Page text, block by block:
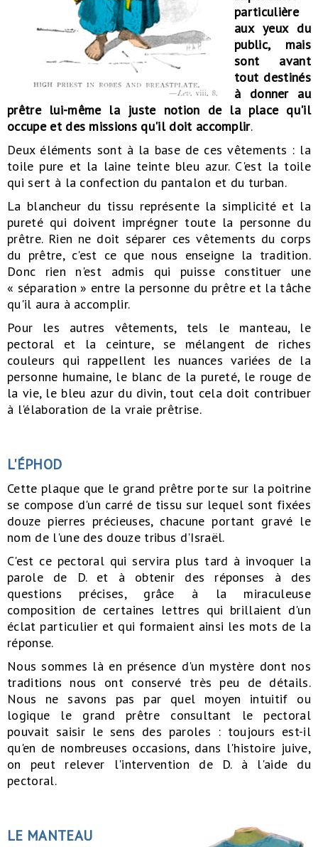
particulière
aux yeux du
public, mais
sont avant
tout destinés
à donner au
prêtre lui-même la juste notion de la place qu'il
occupe et des missions qu'il doit accomplir.
Deux éléments sont à la base de ces vêtements : la
toile pure et la laine teinte bleu azur. C'est la toile
qui sert à la confection du pantalon et du turban.
La blancheur du tissu représente la simplicité et la
pureté qui doivent imprégner toute la personne du
prêtre. Rien ne doit séparer ces vêtements du corps
du prêtre, c'est ce que nous enseigne la tradition.
Donc rien n'est admis qui puisse constituer une
« séparation » entre la personne du prêtre et la tâche
qu'il aura à accomplir.
Pour les autres vêtements, tels le manteau, le
pectoral et la ceinture, se mélangent de riches
couleurs qui rappellent les nuances variées de la
personne humaine, le blanc de la pureté, le rouge de
la vie, le bleu azur du divin, tout cela doit contribuer
à l'élaboration de la vraie prêtrise.
L'ÉPHOD
Cette plaque que le grand prêtre porte sur la poitrine
se compose d'un carré de tissu sur lequel sont fixées
douze pierres précieuses, chacune portant gravé le
nom de l'une des douze tribus d'Israël.
C'est ce pectoral qui servira plus tard à invoquer la
parole de D. et à obtenir des réponses à des
questions précises, grâce à la miraculeuse
composition de certaines lettres qui brillaient d'un
éclat particulier et qui formaient ainsi les mots de la
réponse.
Nous sommes là en présence d'un mystère dont nos
traditions nous ont conservé très peu de détails.
Nous ne savons pas par quel moyen intuitif ou
logique le grand prêtre consultant le pectoral
pouvait saisir le sens des paroles : toujours est-il
qu'en de nombreuses occasions, dans l'histoire juive,
on peut relever l'intervention de D. à l'aide du
pectoral.
LE MANTEAU